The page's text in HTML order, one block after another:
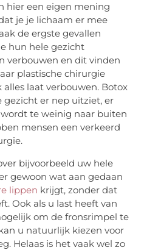
hier een eigen mening
je je lichaam er mee
de ergste gevallen
hun hele gezicht
verbouwen en dit vinden
plastische chirurgie
laat verbouwen. Botox
er nep uitziet, er
te weinig naar buiten
mensen een verkeerd
bijvoorbeeld uw hele
gewoon wat aan gedaan
lippen krijgt, zonder dat
Ook als u last heeft van
om de fronsrimpel te
u natuurlijk kiezen voor
Helaas is het vaak wel zo